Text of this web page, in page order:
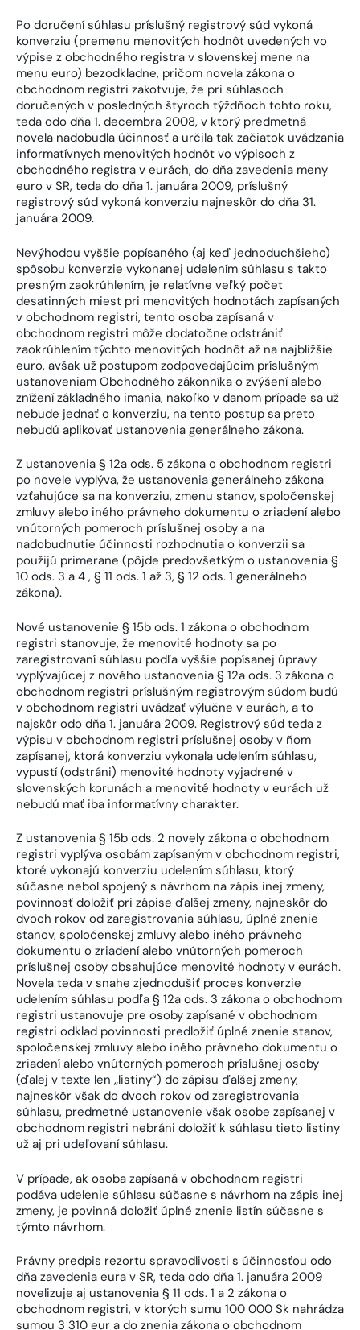
Po doručení súhlasu príslušný registrový súd vykoná
konverziu (premenu menovitých hodnôt uvedených vo
výpise z obchodného registra v slovenskej mene na
menu euro) bezodkladne, pričom novela zákona o
obchodnom registri zakotvuje, že pri súhlasoch
doručených v posledných štyroch týždňoch tohto roku,
teda odo dňa 1. decembra 2008, v ktorý predmetná
novela nadobudla účinnosť a určila tak začiatok uvádzania
informatívnych menovitých hodnôt vo výpisoch z
obchodného registra v eurách, do dňa zavedenia meny
euro v SR, teda do dňa 1. januára 2009, príslušný
registrový súd vykoná konverziu najneskôr do dňa 31.
januára 2009.
Nevýhodou vyššie popísaného (aj keď jednoduchšieho)
spôsobu konverzie vykonanej udelením súhlasu s takto
presným zaokrúhlením, je relatívne veľký počet
desatinných miest pri menovitých hodnotách zapísaných
v obchodnom registri, tento osoba zapísaná v
obchodnom registri môže dodatočne odstrániť
zaokrúhlením týchto menovitých hodnôt až na najbližšie
euro, avšak už postupom zodpovedajúcim príslušným
ustanoveniam Obchodného zákonníka o zvýšení alebo
znížení základného imania, nakoľko v danom prípade sa už
nebude jednať o konverziu, na tento postup sa preto
nebudú aplikovať ustanovenia generálneho zákona.
Z ustanovenia § 12a ods. 5 zákona o obchodnom registri
po novele vyplýva, že ustanovenia generálneho zákona
vzťahujúce sa na konverziu, zmenu stanov, spoločenskej
zmluvy alebo iného právneho dokumentu o zriadení alebo
vnútorných pomeroch príslušnej osoby a na
nadobudnutie účinnosti rozhodnutia o konverzii sa
použijú primerane (pôjde predovšetkým o ustanovenia §
10 ods. 3 a 4 , § 11 ods. 1 až 3, § 12 ods. 1 generálneho
zákona).
Nové ustanovenie § 15b ods. 1 zákona o obchodnom
registri stanovuje, že menovité hodnoty sa po
zaregistrovaní súhlasu podľa vyššie popísanej úpravy
vyplývajúcej z nového ustanovenia § 12a ods. 3 zákona o
obchodnom registri príslušným registrovým súdom budú
v obchodnom registri uvádzať výlučne v eurách, a to
najskôr odo dňa 1. januára 2009. Registrový súd teda z
výpisu v obchodnom registri príslušnej osoby v ňom
zapísanej, ktorá konverziu vykonala udelením súhlasu,
vypustí (odstráni) menovité hodnoty vyjadrené v
slovenských korunách a menovité hodnoty v eurách už
nebudú mať iba informatívny charakter.
Z ustanovenia § 15b ods. 2 novely zákona o obchodnom
registri vyplýva osobám zapísaným v obchodnom registri,
ktoré vykonajú konverziu udelením súhlasu, ktorý
súčasne nebol spojený s návrhom na zápis inej zmeny,
povinnosť doložiť pri zápise ďalšej zmeny, najneskôr do
dvoch rokov od zaregistrovania súhlasu, úplné znenie
stanov, spoločenskej zmluvy alebo iného právneho
dokumentu o zriadení alebo vnútorných pomeroch
príslušnej osoby obsahujúce menovité hodnoty v eurách.
Novela teda v snahe zjednodušiť proces konverzie
udelením súhlasu podľa § 12a ods. 3 zákona o obchodnom
registri ustanovuje pre osoby zapísané v obchodnom
registri odklad povinnosti predložiť úplné znenie stanov,
spoločenskej zmluvy alebo iného právneho dokumentu o
zriadení alebo vnútorných pomeroch príslušnej osoby
(ďalej v texte len „listiny“) do zápisu ďalšej zmeny,
najneskôr však do dvoch rokov od zaregistrovania
súhlasu, predmetné ustanovenie však osobe zapísanej v
obchodnom registri nebráni doložiť k súhlasu tieto listiny
už aj pri udeľovaní súhlasu.
V prípade, ak osoba zapísaná v obchodnom registri
podáva udelenie súhlasu súčasne s návrhom na zápis inej
zmeny, je povinná doložiť úplné znenie listín súčasne s
týmto návrhom.
Právny predpis rezortu spravodlivosti s účinnosťou odo
dňa zavedenia eura v SR, teda odo dňa 1. januára 2009
novelizuje aj ustanovenia § 11 ods. 1 a 2 zákona o
obchodnom registri, v ktorých sumu 100 000 Sk nahrádza
sumou 3 310 eur a do znenia zákona o obchodnom